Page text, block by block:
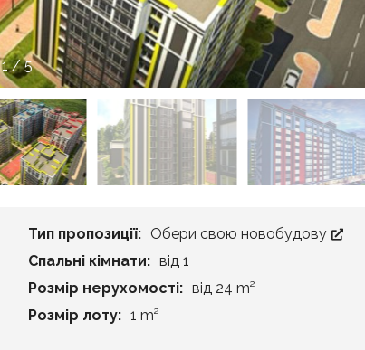
1/5
Тип пропозиції: Обери свою новобудову
Спальні кімнати: від 1
Розмір нерухомості: від 24 m²
Розмір лоту: 1 m²